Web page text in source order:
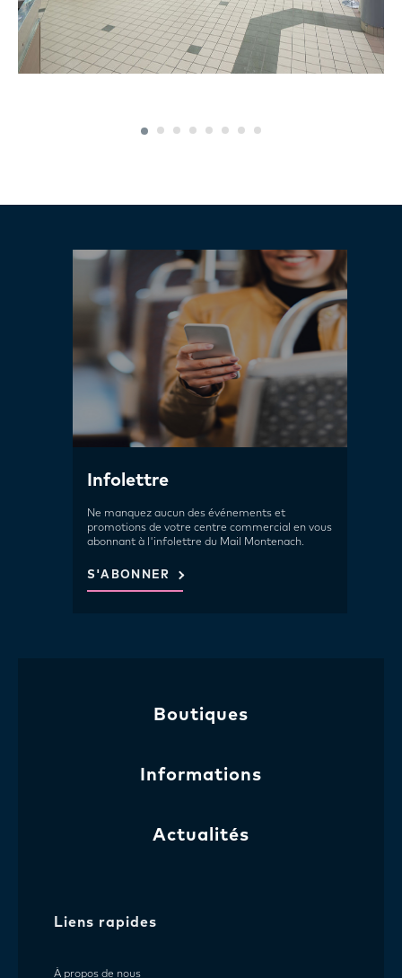
Infolettre
Ne manquez aucun des événements et
promotions de votre centre commercial en vous
abonnant à l'infolettre du Mail Montenach.
S'ABONNER
Boutiques
Informations
Actualités
Liens rapides
À propos de nous